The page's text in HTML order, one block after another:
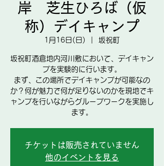
岸 芝生ひろば（仮
称）デイキャンプ
1月16日(日) 坂祝町
坂祝町酒倉地内河川敷において、デイキャン
プを実験的に行います。
まず、この場所でデイキャンプが可能なの
か？何が魅力で何が足りないのかを現地でキ
ャンプを行いながらグループワークを実施し
ます。
チケットは販売されていません
他のイベントを見る